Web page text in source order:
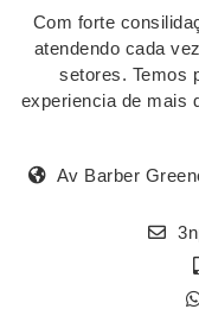
Com forte
atendendo cada
setores. Temos
experiencia de mais
Av Barber